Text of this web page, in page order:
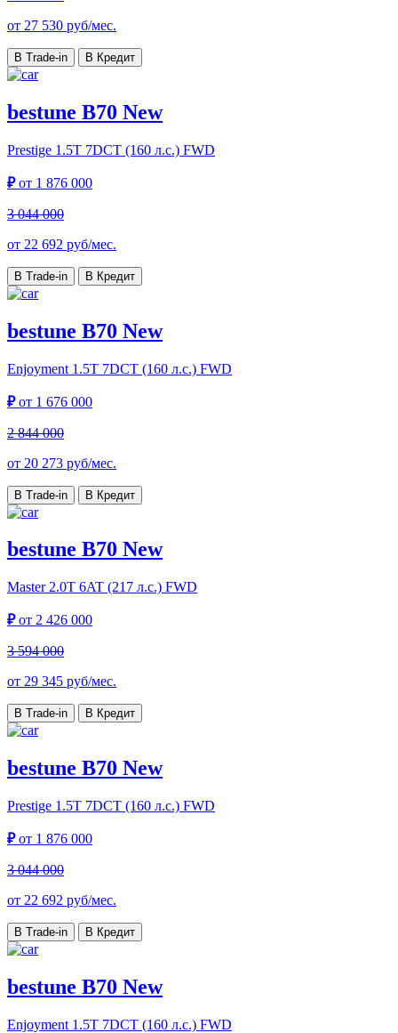
от 27 530 руб/мес.
В Trade-in В Кредит
bestune B70 New
Prestige 1.5T 7DCT (160 л.с.) FWD
₽от 1 876 000
3 044 000
от 22 692 руб/мес.
В Trade-in В Кредит
bestune B70 New
Enjoyment 1.5T 7DCT (160 л.с.) FWD
₽от 1 676 000
2 844 000
от 20 273 руб/мес.
В Trade-in В Кредит
bestune B70 New
Master 2.0T 6AT (217 л.с.) FWD
₽от 2 426 000
3 594 000
от 29 345 руб/мес.
В Trade-in В Кредит
bestune B70 New
Prestige 1.5T 7DCT (160 л.с.) FWD
₽от 1 876 000
3 044 000
от 22 692 руб/мес.
В Trade-in В Кредит
bestune B70 New
Enjoyment 1.5T 7DCT (160 л.с.) FWD